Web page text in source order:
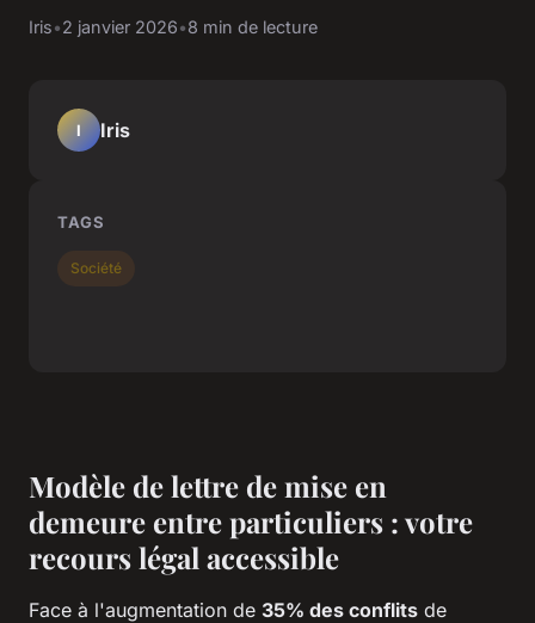
Iris•2 janvier 2026•8 min de lecture
Modèle de lettre de mise en
demeure entre particuliers : votre
recours légal accessible
Face à l'augmentation de 35% des conflits de
I Iris
TAGS
Société